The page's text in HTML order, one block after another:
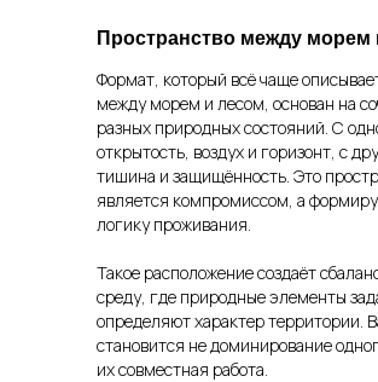
Пространство между морем
Формат, который всё чаще
между морем и лесом, основан на
разных природных состояний. С
открытость, воздух и горизонт, с
тишина и защищённость. Это
является компромиссом, а
логику проживания.
Такое расположение создаёт
среду, где природные элементы
определяют характер территории.
становится не доминирование
их совместная работа.